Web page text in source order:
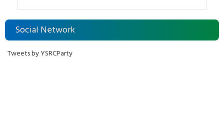
Social Network
Tweets by YSRCParty